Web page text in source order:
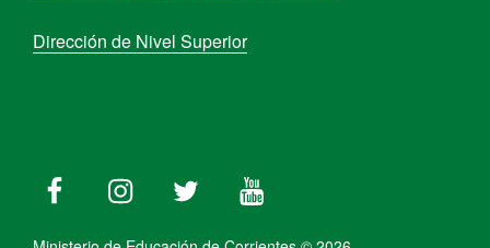
Dirección de Nivel Superior